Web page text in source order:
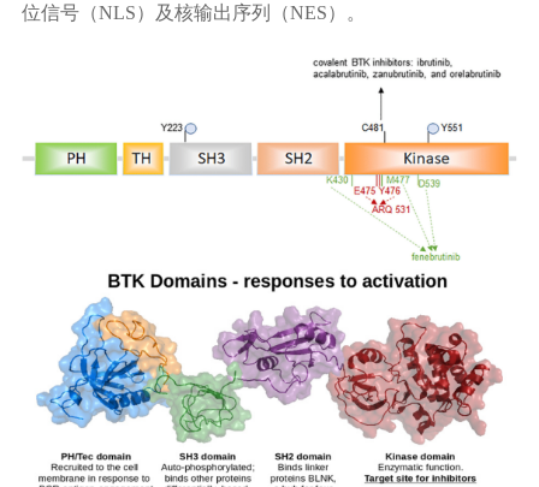
位信号（NLS）及核输出序列（NES）。